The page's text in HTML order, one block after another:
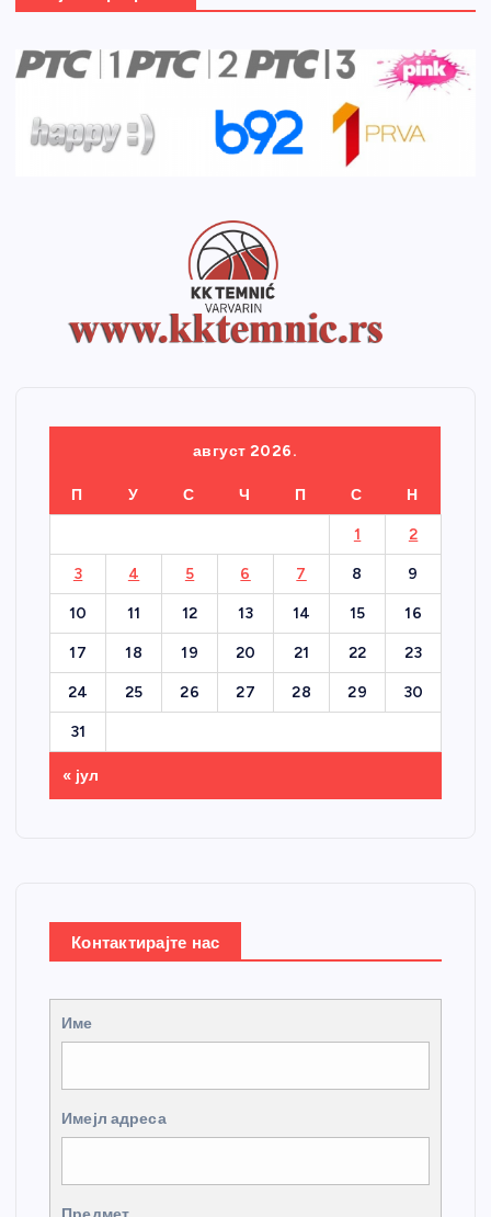
август 2026.
П У С Ч П С Н
1 2
3 4 5 6 7 8 9
10 11 12 13 14 15 16
17 18 19 20 21 22 23
24 25 26 27 28 29 30
31
« јул
Контактирајте нас
Име
Имејл адреса